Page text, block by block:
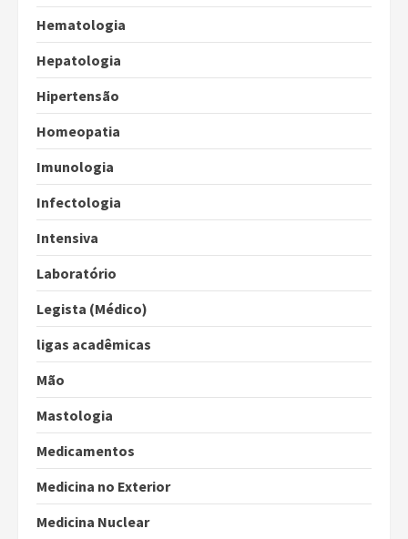
Hematologia
Hepatologia
Hipertensão
Homeopatia
Imunologia
Infectologia
Intensiva
Laboratório
Legista (Médico)
ligas acadêmicas
Mão
Mastologia
Medicamentos
Medicina no Exterior
Medicina Nuclear